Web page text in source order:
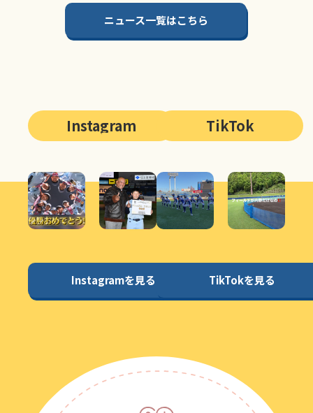
ニュース一覧はこちら
Instagram
Instagramを見る
TikTok
TikTokを見る